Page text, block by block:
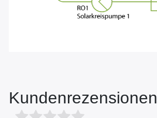
Kundenrezensionen